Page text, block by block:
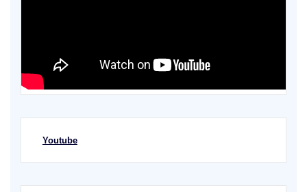
Youtube